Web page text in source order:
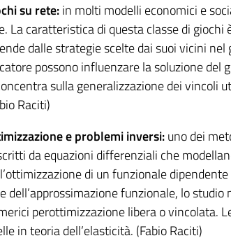
su rete:in molti modelli economici e
La caratteristica di questa classe di giochi
dalle strategiescelte dai suoi vicini
possono influenzare lasoluzione del
sulla generalizzazione dei vincoli
Raciti)
e problemi inversi:uno dei
da equazioni differenziali che
di un funzionale
dell’approssimazione funzionale, lo studio
perottimizzazione libera o vincolata.
in teoriadell’elasticità. (Fabio Raciti)